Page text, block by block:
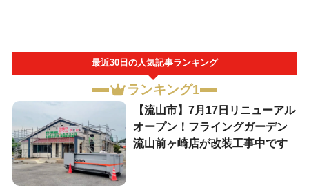
最近30日の人気記事ランキング
ランキング1
【流山市】7月17日リニューアル
オープン！フライングガーデン
流山前ヶ崎店が改装工事中です